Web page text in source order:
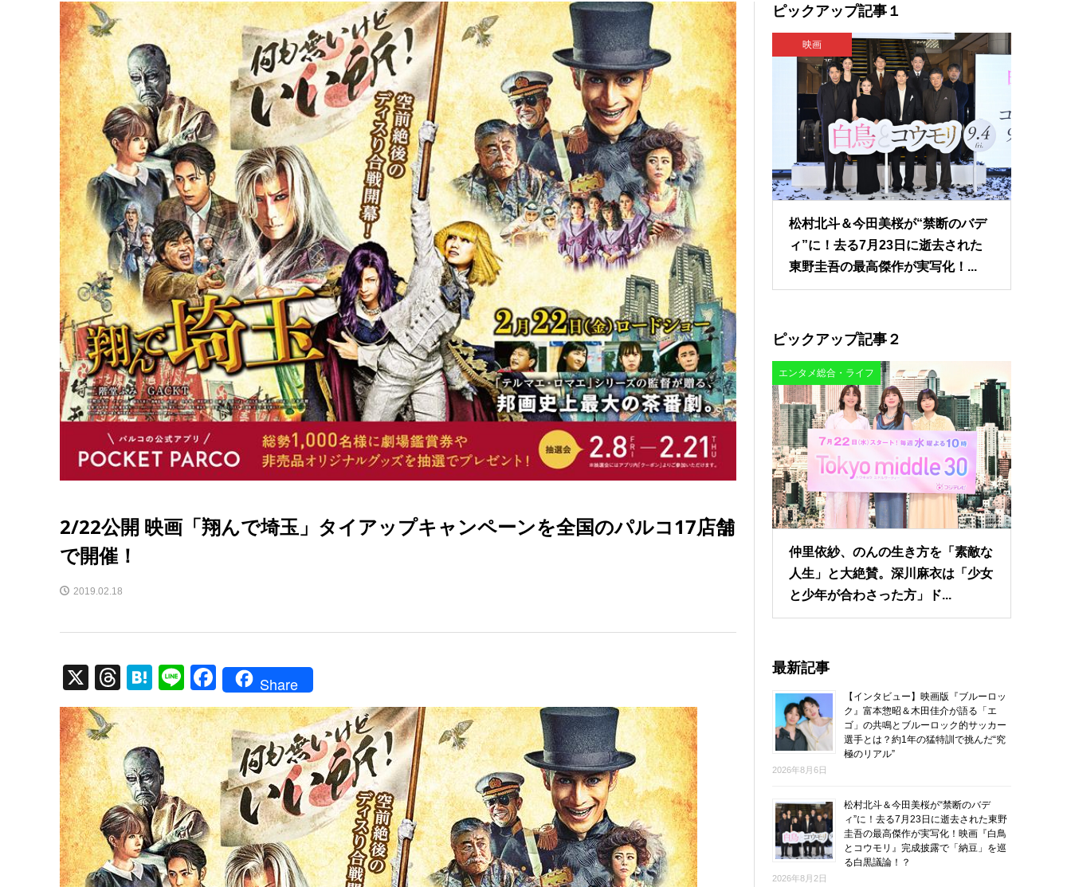
2/22公開 映画「翔んで埼玉」タイアップキャンペーンを全国のパルコ17店舗
で開催！
2019.02.18
X
T
hr
e
a
d
s
H
at
e
n
a
Li
n
e
F
a
c
e
b
o
o
k
Share
ピックアップ記事１
映画
松村北斗＆今田美桜が“禁断のバデ
ィ”に！去る7月23日に逝去された
東野圭吾の最高傑作が実写化！...
ピックアップ記事２
エンタメ総合・ライフ
仲里依紗、のんの生き方を「素敵な
人生」と大絶賛。深川麻衣は「少女
と少年が合わさった方」ド...
最新記事
【インタビュー】映画版『ブルーロッ
ク』富本惣昭＆木田佳介が語る「エ
ゴ」の共鳴とブルーロック的サッカー
選手とは？約1年の猛特訓で挑んだ“究
極のリアル”
2026年8月6日
松村北斗＆今田美桜が“禁断のバデ
ィ”に！去る7月23日に逝去された東野
圭吾の最高傑作が実写化！映画『白鳥
とコウモリ』完成披露で「納豆」を巡
る白黒議論！？
2026年8月2日